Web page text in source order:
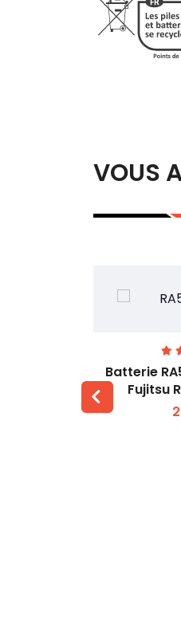
VOUS
Batterie
Fujitsu